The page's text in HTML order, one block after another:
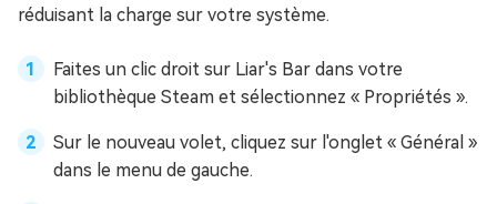
réduisant la charge sur votre système.
Faites un clic droit sur Liar's Bar dans votre
bibliothèque Steam et sélectionnez « Propriétés ».
Sur le nouveau volet, cliquez sur l'onglet « Général »
dans le menu de gauche.